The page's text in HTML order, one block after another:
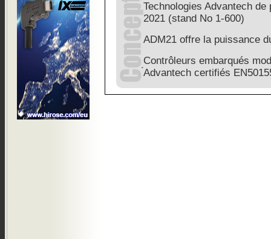
Technologies Advantech
2021 (stand No 1-600)
ADM21 offre la puissance
Contrôleurs embarqués
́Advantech certifiés